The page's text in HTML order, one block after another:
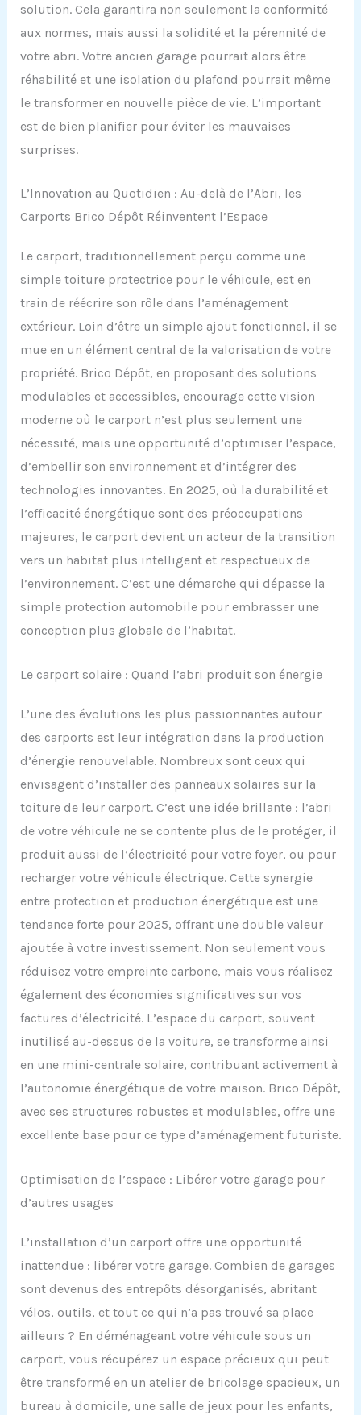
solution. Cela garantira non seulement la conformité
aux normes, mais aussi la solidité et la pérennité de
votre abri. Votre ancien garage pourrait alors être
réhabilité et une isolation du plafond pourrait même
le transformer en nouvelle pièce de vie. L’important
est de bien planifier pour éviter les mauvaises
surprises.
L’Innovation au Quotidien : Au-delà de l’Abri, les
Carports Brico Dépôt Réinventent l’Espace
Le carport, traditionnellement perçu comme une
simple toiture protectrice pour le véhicule, est en
train de réécrire son rôle dans l’aménagement
extérieur. Loin d’être un simple ajout fonctionnel, il se
mue en un élément central de la valorisation de votre
propriété. Brico Dépôt, en proposant des solutions
modulables et accessibles, encourage cette vision
moderne où le carport n’est plus seulement une
nécessité, mais une opportunité d’optimiser l’espace,
d’embellir son environnement et d’intégrer des
technologies innovantes. En 2025, où la durabilité et
l’efficacité énergétique sont des préoccupations
majeures, le carport devient un acteur de la transition
vers un habitat plus intelligent et respectueux de
l’environnement. C’est une démarche qui dépasse la
simple protection automobile pour embrasser une
conception plus globale de l’habitat.
Le carport solaire : Quand l’abri produit son énergie
L’une des évolutions les plus passionnantes autour
des carports est leur intégration dans la production
d’énergie renouvelable. Nombreux sont ceux qui
envisagent d’installer des panneaux solaires sur la
toiture de leur carport. C’est une idée brillante : l’abri
de votre véhicule ne se contente plus de le protéger, il
produit aussi de l’électricité pour votre foyer, ou pour
recharger votre véhicule électrique. Cette synergie
entre protection et production énergétique est une
tendance forte pour 2025, offrant une double valeur
ajoutée à votre investissement. Non seulement vous
réduisez votre empreinte carbone, mais vous réalisez
également des économies significatives sur vos
factures d’électricité. L’espace du carport, souvent
inutilisé au-dessus de la voiture, se transforme ainsi
en une mini-centrale solaire, contribuant activement à
l’autonomie énergétique de votre maison. Brico Dépôt,
avec ses structures robustes et modulables, offre une
excellente base pour ce type d’aménagement futuriste.
Optimisation de l’espace : Libérer votre garage pour
d’autres usages
L’installation d’un carport offre une opportunité
inattendue : libérer votre garage. Combien de garages
sont devenus des entrepôts désorganisés, abritant
vélos, outils, et tout ce qui n’a pas trouvé sa place
ailleurs ? En déménageant votre véhicule sous un
carport, vous récupérez un espace précieux qui peut
être transformé en un atelier de bricolage spacieux, un
bureau à domicile, une salle de jeux pour les enfants,